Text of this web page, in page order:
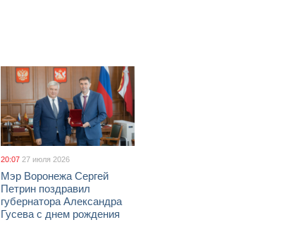
20:07 27 июля 2026
Мэр Воронежа Сергей
Петрин поздравил
губернатора Александра
Гусева с днем рождения